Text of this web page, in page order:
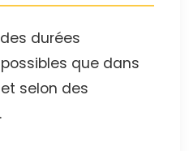
durées
que dans
selon des